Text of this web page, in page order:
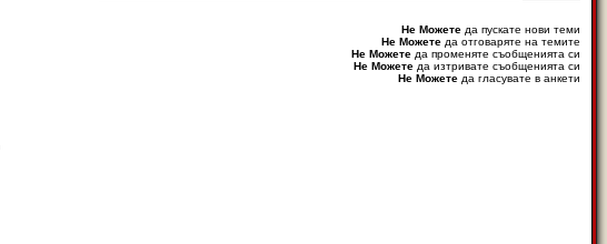
Не Можете да пускате нови теми
Не Можете да отговаряте на темите
Не Можете да променяте съобщенията си
Не Можете да изтривате съобщенията си
Не Можете да гласувате в анкети